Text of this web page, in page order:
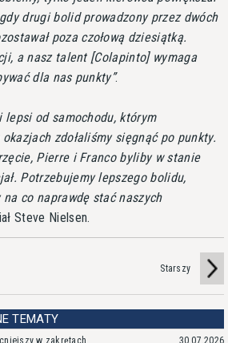
drugi bolid prowadzony przez dwóch
poza czołową dziesiątką.
a nasz talent [Colapinto] wymaga
dla nas punkty .
lepsi od samochodu, którym
zdołaliśmy sięgnąć po punkty.
Pierre i Franco byliby w stanie
Potrzebujemy lepszego bolidu,
co naprawdę stać naszych
Steve Nielsen.
Starszy
TEMATY
w zakrętach 30.07.2026